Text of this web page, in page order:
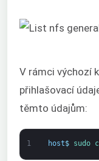
V rámci výchozí
přihlašovací
těmto údajům:
1 host$ sudo